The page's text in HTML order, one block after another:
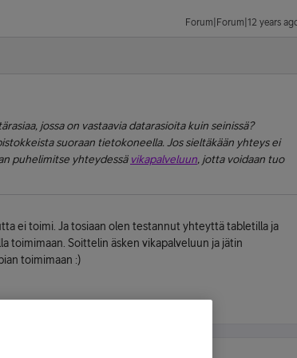
Forum|Forum|12 years
jossa on vastaavia datarasioita kuin seinissä?
suoraan tietokoneella. Jos sieltäkään yhteys ei
puhelimitse yhteydessä vikapalveluun, jotta voidaan tuo
ei toimi. Ja tosiaan olen testannut yhteyttä tabletilla ja
toimimaan. Soittelin äsken vikapalveluun ja jätin
toimimaan :)